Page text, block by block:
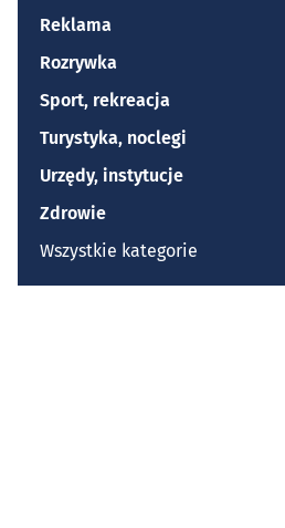
Reklama
Rozrywka
Sport, rekreacja
Turystyka, noclegi
Urzędy, instytucje
Zdrowie
Wszystkie kategorie